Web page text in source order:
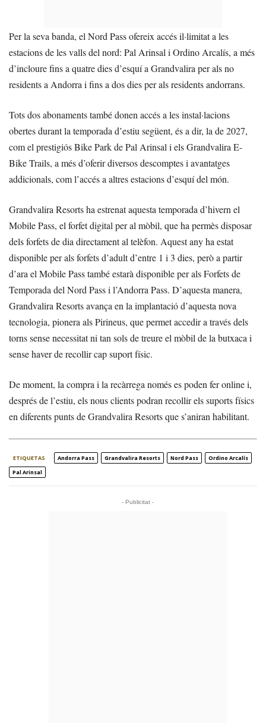
Per la seva banda, el Nord Pass ofereix accés il·limitat a les
estacions de les valls del nord: Pal Arinsal i Ordino Arcalís, a més
d’incloure fins a quatre dies d’esquí a Grandvalira per als no
residents a Andorra i fins a dos dies per als residents andorrans.
Tots dos abonaments també donen accés a les instal·lacions
obertes durant la temporada d’estiu següent, és a dir, la de 2027,
com el prestigiós Bike Park de Pal Arinsal i els Grandvalira E-
Bike Trails, a més d’oferir diversos descomptes i avantatges
addicionals, com l’accés a altres estacions d’esquí del món.
Grandvalira Resorts ha estrenat aquesta temporada d’hivern el
Mobile Pass, el forfet digital per al mòbil, que ha permès disposar
dels forfets de dia directament al telèfon. Aquest any ha estat
disponible per als forfets d’adult d’entre 1 i 3 dies, però a partir
d’ara el Mobile Pass també estarà disponible per als Forfets de
Temporada del Nord Pass i l’Andorra Pass. D’aquesta manera,
Grandvalira Resorts avança en la implantació d’aquesta nova
tecnologia, pionera als Pirineus, que permet accedir a través dels
torns sense necessitat ni tan sols de treure el mòbil de la butxaca i
sense haver de recollir cap suport físic.
De moment, la compra i la recàrrega només es poden fer online i,
després de l’estiu, els nous clients podran recollir els suports físics
en diferents punts de Grandvalira Resorts que s’aniran habilitant.
ETIQUETAS Andorra Pass Grandvalira Resorts Nord Pass
Ordino Arcalís
Pal Arinsal
- Publicitat -